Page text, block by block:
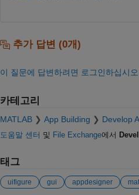
추가 답변 (0개)
이 질문에 답변하려면 로그인하십시오.
카테고리
MATLAB App Building Develop
도움말 센터 및 File Exchange에서
태그
uifigure gui appdesigner